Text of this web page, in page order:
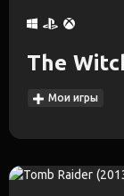
The
Мои игры